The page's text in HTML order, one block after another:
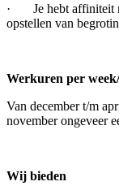
· Je hebt affiniteit
opstellen van
Werkuren per
Van december t/m
november ongeveer
Wij bieden